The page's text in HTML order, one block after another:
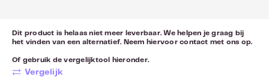
Dit product is helaas niet meer leverbaar. We helpen je graag bij
het vinden van een alternatief. Neem hiervoorcontact met ons op.
Of gebruik de vergelijktool hieronder.
Vergelijk